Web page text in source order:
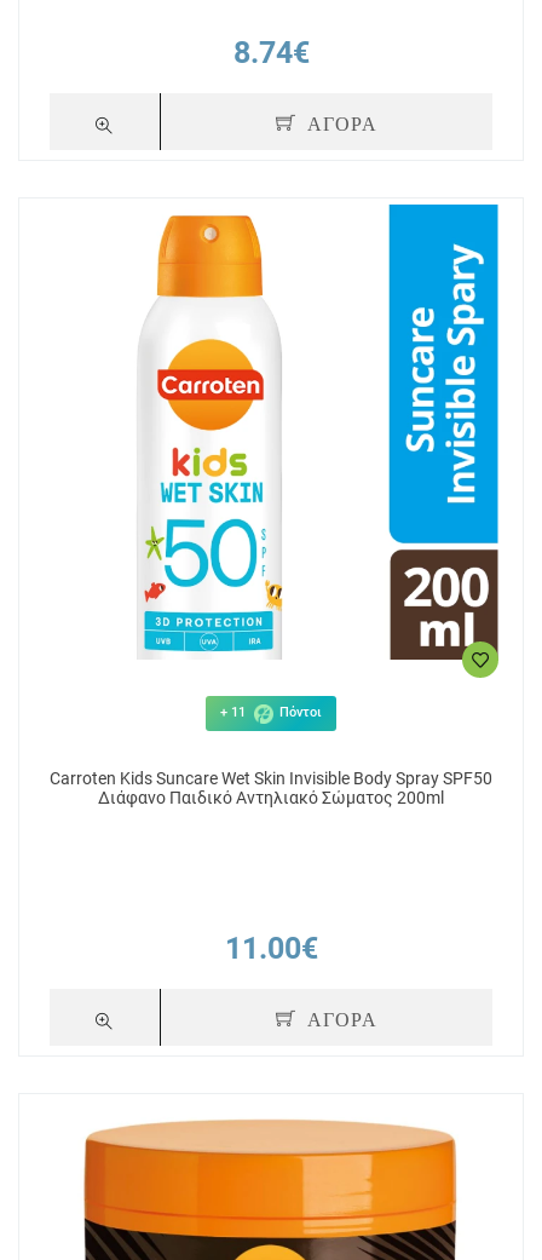
8.74€
ΑΓΟΡΑ
+ 11 Πόντοι
Carroten Kids Suncare Wet Skin Invisible Body Spray SPF50
Διάφανο Παιδικό Αντηλιακό Σώματος 200ml
11.00€
ΑΓΟΡΑ